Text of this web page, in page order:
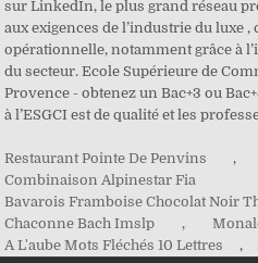
sur LinkedIn, le plus grand réseau
aux exigences de l’industrie du luxe
opérationnelle, notamment grâce à
du secteur. Ecole Supérieure de
Provence - obtenez un Bac+3 ou
à l’ESGCI est de qualité et les
Restaurant Pointe De Penvins ,
Combinaison Alpinestar Fia
Bavarois Framboise Chocolat Noir
Chaconne Bach Imslp
,
A L'aube Mots Fléchés 10 Lettres
,